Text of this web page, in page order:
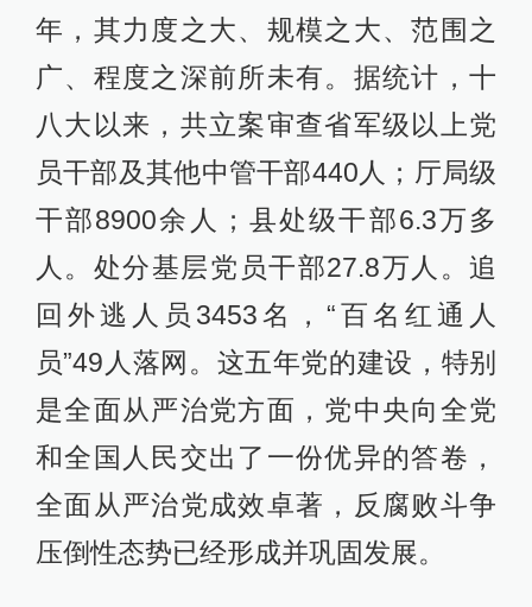
年，其力度之大、规模之大、范围之
广、程度之深前所未有。据统计，十
八大以来，共立案审查省军级以上党
员干部及其他中管干部440人；厅局级
干部8900余人；县处级干部6.3万多
人。处分基层党员干部27.8万人。追
回外逃人员3453名，“百名红通人
员”49人落网。这五年党的建设，特别
是全面从严治党方面，党中央向全党
和全国人民交出了一份优异的答卷，
全面从严治党成效卓著，反腐败斗争
压倒性态势已经形成并巩固发展。